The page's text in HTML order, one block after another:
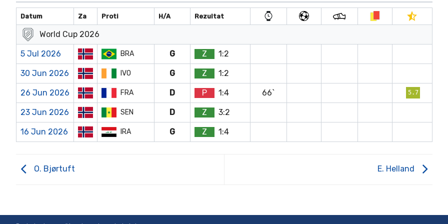
Datum Za Proti H/A Rezultat
World Cup 2026
5 Jul 2026 BRA G Z 1:2
30 Jun 2026 IVO G Z 1:2
26 Jun 2026 FRA D P 1:4 66` 5.7
23 Jun 2026 SEN D Z 3:2
16 Jun 2026 IRA G Z 1:4
O. Bjørtuft E. Helland